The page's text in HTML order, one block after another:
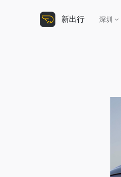
新出行 深圳